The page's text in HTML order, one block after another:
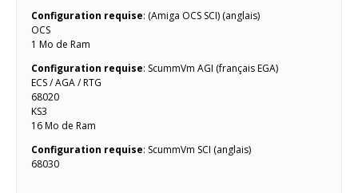
Configuration requise: (Amiga OCS SCI) (anglais)
OCS
1 Mo de Ram
Configuration requise: ScummVm AGI (français EGA)
ECS / AGA / RTG
68020
KS3
16 Mo de Ram
Configuration requise: ScummVm SCI (anglais)
68030